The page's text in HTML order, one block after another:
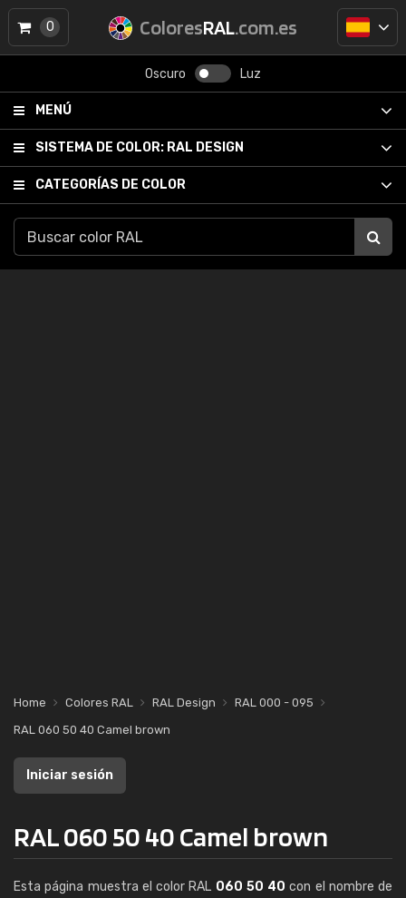
ColoresRAL.com.es
Oscuro Luz
MENÚ
SISTEMA DE COLOR: RAL DESIGN
CATEGORÍAS DE COLOR
0
Home Colores RAL RAL Design
RAL 000 - 095
RAL 060 50 40 Camel brown
Iniciar sesión
RAL 060 50 40 Camel brown
Esta página muestra el color RAL 060 50 40 con el nombre de